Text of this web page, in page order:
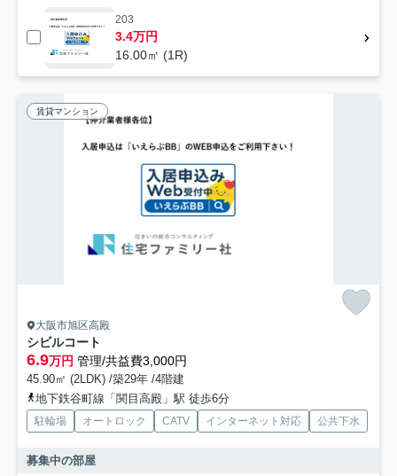
203
3.4万円
16.00㎡ (1R)
賃貸マンション
大阪市旭区高殿
シビルコート
6.9万円 管理/共益費3,000円
45.90㎡ (2LDK) /築29年 /4階建
地下鉄谷町線「関目高殿」駅 徒歩6分
駐輪場 オートロック CATV インターネット対応 公共下水
募集中の部屋